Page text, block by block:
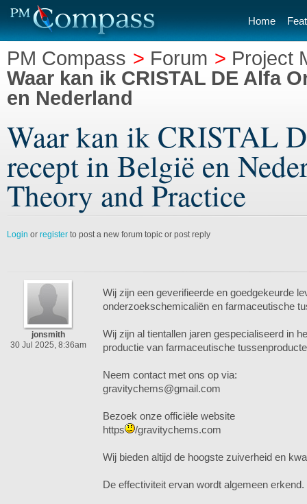
Home
PM Compass > Forum > Project
Waar kan ik CRISTAL DE Alfa
en Nederland
Waar kan ik CRISTAL
recept in België en
Theory and Practice
Login or register to post a new forum topic or post reply
jonsmith
30 Jul 2025, 8:36am
Wij zijn een geverifieerde en goedgekeurde
onderzoekschemicaliën en farmaceutische
Wij zijn al tientallen jaren gespecialiseerd in
productie van farmaceutische
Neem contact met ons op via:
gravitychems@gmail.com
Bezoek onze officiële website
https
/gravitychems.com
Wij bieden altijd de hoogste zuiverheid en
De effectiviteit ervan wordt algemeen erkend.